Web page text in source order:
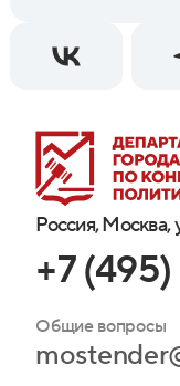
Россия, Москва,
+7
Общие вопросы